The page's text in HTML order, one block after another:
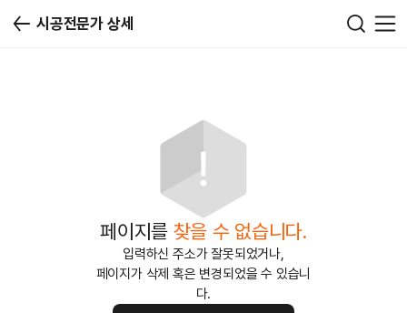
시공전문가 상세
페이지를 찾을 수 없습니다.
입력하신 주소가 잘못되었거나,
페이지가 삭제 혹은 변경되었을 수 있습니
다.